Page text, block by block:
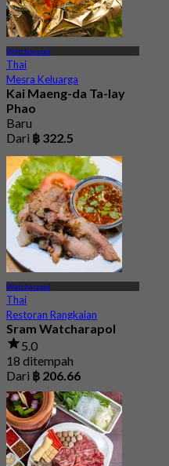
Watcharapol
Thai
Mesra Keluarga
Kai Maeng-da Ta-lay
Phao
Baru
Dari ฿ 322.5
Watcharapol
Thai
Restoran Rangkaian
Sram Watcharapol
5.0
18 ditempah
Dari ฿ 206.66